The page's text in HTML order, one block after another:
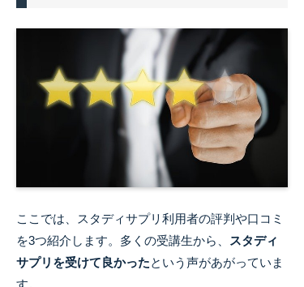
ここでは、スタディサプリ利用者の評判や口コミ
を3つ紹介します。 多くの受講生から、 スタディ
サプリを受けて良かったという声があがっていま